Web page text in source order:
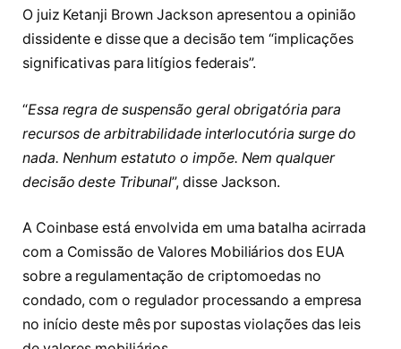
O juiz Ketanji Brown Jackson apresentou a opinião
dissidente e disse que a decisão tem “implicações
significativas para litígios federais”.
“Essa regra de suspensão geral obrigatória para
recursos de arbitrabilidade interlocutória surge do
nada. Nenhum estatuto o impõe. Nem qualquer
decisão deste Tribunal”, disse Jackson.
A Coinbase está envolvida em uma batalha acirrada
com a Comissão de Valores Mobiliários dos EUA
sobre a regulamentação de criptomoedas no
condado, com o regulador processando a empresa
no início deste mês por supostas violações das leis